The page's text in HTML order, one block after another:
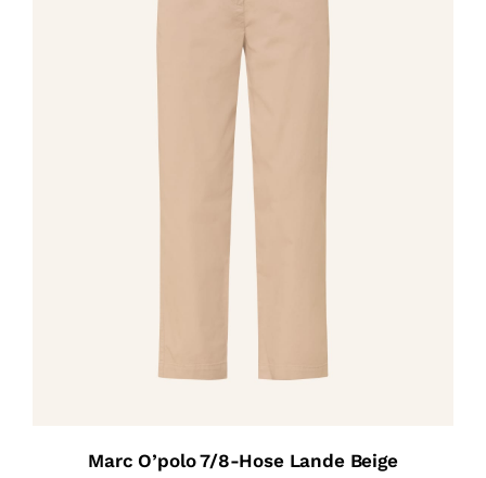
Marc O’polo 7/8-Hose Lande Beige